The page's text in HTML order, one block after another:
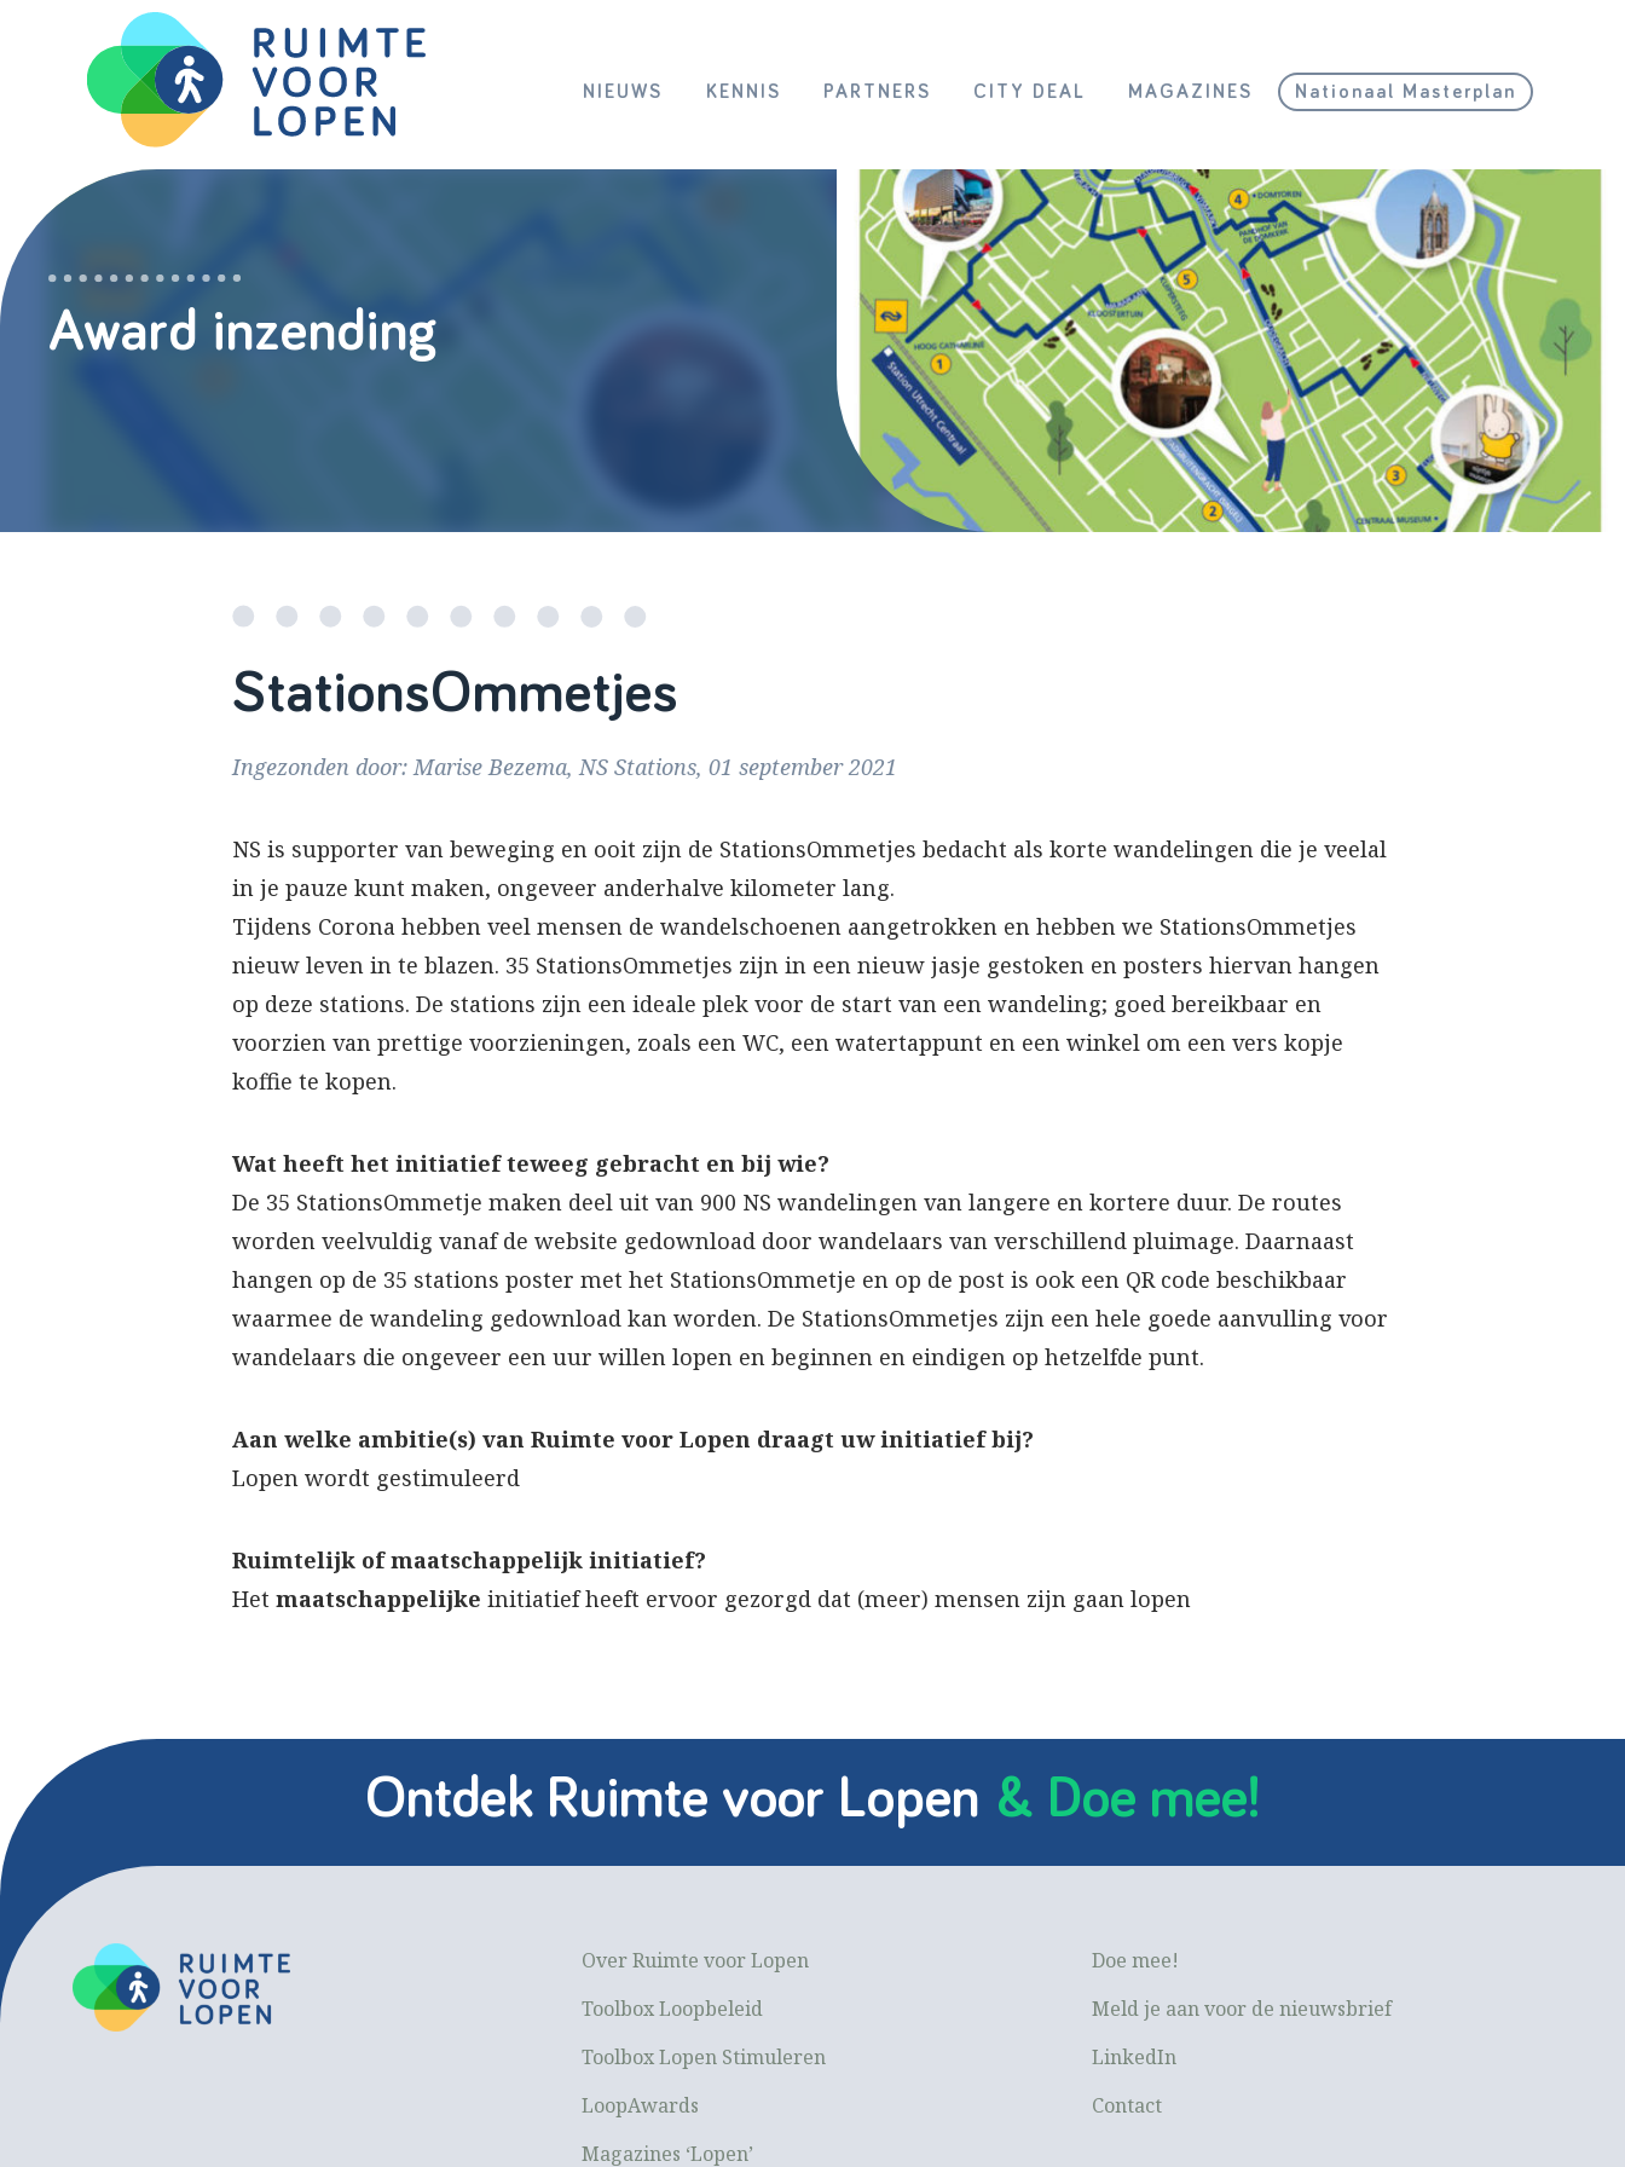
content
NIEUWS KENNIS PARTNERS CITY DEAL MAGAZINES Nationaal Masterplan
Award inzending
StationsOmmetjes
Ingezonden door: Marise Bezema, NS Stations, 01 september 2021
NS is supporter van beweging en ooit zijn de StationsOmmetjes bedacht als korte wandelingen die je veelal
in je pauze kunt maken, ongeveer anderhalve kilometer lang.
Tijdens Corona hebben veel mensen de wandelschoenen aangetrokken en hebben we StationsOmmetjes
nieuw leven in te blazen. 35 StationsOmmetjes zijn in een nieuw jasje gestoken en posters hiervan hangen
op deze stations. De stations zijn een ideale plek voor de start van een wandeling; goed bereikbaar en
voorzien van prettige voorzieningen, zoals een WC, een watertappunt en een winkel om een vers kopje
koffie te kopen.
Wat heeft het initiatief teweeg gebracht en bij wie?
De 35 StationsOmmetje maken deel uit van 900 NS wandelingen van langere en kortere duur. De routes
worden veelvuldig vanaf de website gedownload door wandelaars van verschillend pluimage. Daarnaast
hangen op de 35 stations poster met het StationsOmmetje en op de post is ook een QR code beschikbaar
waarmee de wandeling gedownload kan worden. De StationsOmmetjes zijn een hele goede aanvulling voor
wandelaars die ongeveer een uur willen lopen en beginnen en eindigen op hetzelfde punt.
Aan welke ambitie(s) van Ruimte voor Lopen draagt uw initiatief bij?
Lopen wordt gestimuleerd
Ruimtelijk of maatschappelijk initiatief?
Het maatschappelijke initiatief heeft ervoor gezorgd dat (meer) mensen zijn gaan lopen
Ontdek Ruimte voor Lopen & Doe mee!
Over Ruimte voor Lopen
Toolbox Loopbeleid
Toolbox Lopen Stimuleren
LoopAwards
Magazines ‘Lopen’
Doe mee!
Meld je aan voor de nieuwsbrief
LinkedIn
Contact